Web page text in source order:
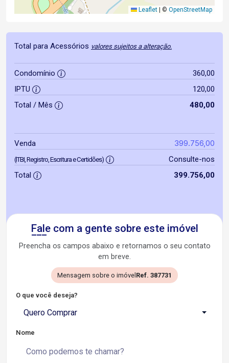
Leaflet © OpenStreetMap
Total para Acessórios valores sujeitos a alteração.
Condomínio
360,00
IPTU
120,00
Total / Mês
480,00
Venda 399.756,00
(ITBI, Registro, Escritura e Certidões)
Consulte-nos
Total
399.756,00
Fale com a gente sobre este imóvel
Preencha os campos abaixo e retornamos o seu contato
em breve.
Mensagem sobre o imóvel Ref. 387731
O que você deseja?
Quero Comprar
Nome